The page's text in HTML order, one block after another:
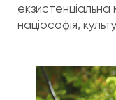
екзистенціальна
націософія,